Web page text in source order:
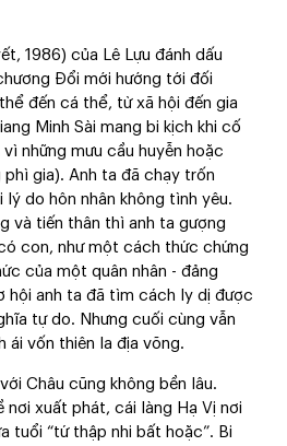
1986) của Lê Lựu đánh dấu
Đổi mới hướng tới đối
đến cá thể, từ xã hội đến gia
Minh Sài mang bi kịch khi cố
những mưu cầu huyễn hoặc
phì gia). Anh ta đã chạy trốn
do hôn nhân không tình yêu.
và tiến thân thì anh ta gượng
con, như một cách thức chứng
của một quân nhân - đảng
hội anh ta đã tìm cách ly dị được
tự do. Nhưng cuối cùng vẫn
ái vốn thiên la địa võng.
Châu cũng không bền lâu.
nơi xuất phát, cái làng Hạ Vị nơi
tuổi “tứ thập nhi bất hoặc”. Bi